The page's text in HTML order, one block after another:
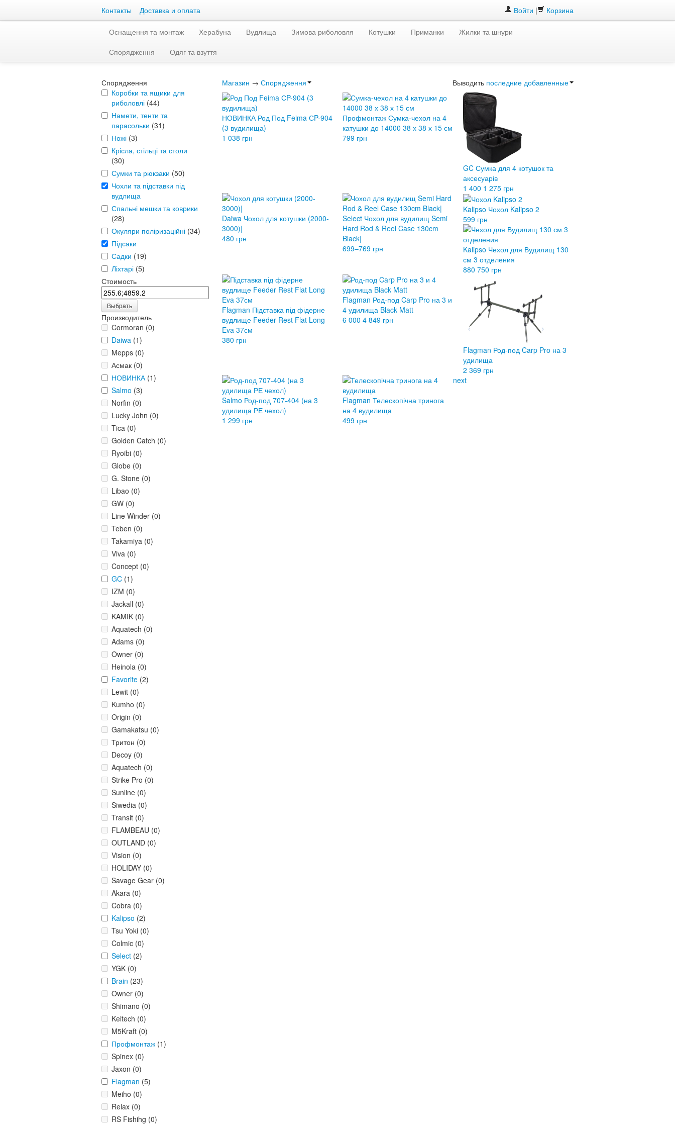
Контакты Доставка и оплата Корзина
Войти |
Оснащення та монтаж Херабуна Вудлища Зимова риболовля Котушки Приманки
Жилки та шнури
Спорядження
Одяг та взуття
Спорядження
Коробки та ящики для
риболовлі (44)
Намети, тенти та
парасольки (31)
Ножі (3)
Крісла, стільці та столи
(30)
Сумки та рюкзаки (50)
Чохли та підставки під
вудлища
Спальні мешки та коврики
(28)
Окуляри поліризаційні (34)
Підсаки
Садки (19)
Ліхтарі (5)
Стоимость
Выбрать
Производитель
Cormoran (0)
Daiwa (1)
Mepps (0)
Асмак (0)
НОВИНКА(1)
Salmo (3)
Norfin (0)
Lucky John (0)
Tica (0)
Golden Catch (0)
Ryoibi (0)
Globe (0)
G. Stone (0)
Libao (0)
GW (0)
Line Winder (0)
Teben (0)
Takamiya (0)
Viva (0)
Concept (0)
GC (1)
IZM (0)
Jackall (0)
KAMIK (0)
Aquatech (0)
Adams (0)
Owner (0)
Heinola (0)
Favorite (2)
Lewit (0)
Kumho (0)
Origin (0)
Gamakatsu (0)
Тритон (0)
Decoy (0)
Aquatech (0)
Strike Pro (0)
Sunline (0)
Siwedia (0)
Transit (0)
FLAMBEAU (0)
OUTLAND (0)
Vision (0)
HOLIDAY (0)
Savage Gear (0)
Akara (0)
Cobra (0)
Kalipso (2)
Tsu Yoki (0)
Colmic (0)
Select (2)
YGK (0)
Brain (23)
Owner (0)
Shimano (0)
Keitech (0)
M5Kraft (0)
Профмонтаж (1)
Spinex (0)
Jaxon (0)
Flagman (5)
Meiho (0)
Relax (0)
RS Fishihg (0)
Магазин → Спорядження Выводить последние добавленные
НОВИНКА Род Под Feima СP-904
(3 вудилища)
1 038 грн
Профмонтаж Сумка-чехол на 4
катушки до 14000 38 х 38 х 15 см
799 грн
GC Сумка для 4 котушок та
аксесуарів
1 400 1 275 грн
Daiwa Чохол для котушки (2000-
3000)|
480 грн
Select Чохол для вудилищ Semi
Hard Rod & Reel Case 130cm
Black|
699–769 грн
Kalipso Чохол Kalipso 2
599 грн
Kalipso Чехол для Вудилищ 130
см 3 отделения
880 750 грн
Flagman Підставка під фідерне
вудлище Feeder Rest Flat Long
Eva 37см
380 грн
Flagman Род-под Carp Pro на 3 и
4 удилища Black Matt
6 000 4 849 грн
Flagman Род-под Carp Pro на 3
удилища
2 369 грн
Salmo Род-под 707-404 (на 3
удилища РЕ чехол)
1 299 грн
Flagman Телескопічна тринога
на 4 вудилища
499 грн
next